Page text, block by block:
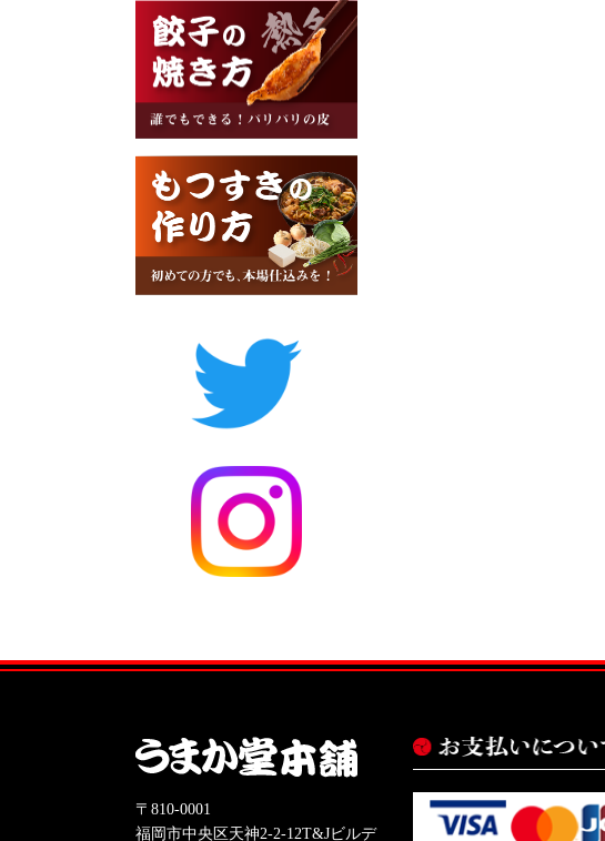
〒810-0001
福岡市中央区天神2-2-12T&Jビルデ